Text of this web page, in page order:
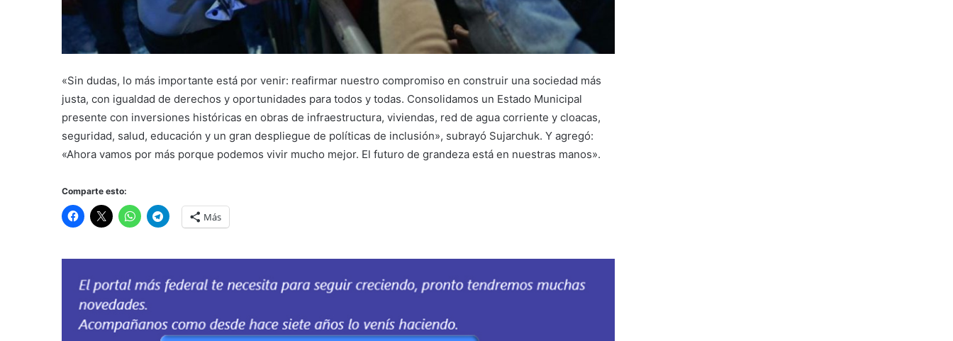
«Sin dudas, lo más importante está por venir: reafirmar nuestro compromiso en construir una sociedad más
justa, con igualdad de derechos y oportunidades para todos y todas. Consolidamos un Estado Municipal
presente con inversiones históricas en obras de infraestructura, viviendas, red de agua corriente y cloacas,
seguridad, salud, educación y un gran despliegue de políticas de inclusión», subrayó Sujarchuk. Y agregó:
«Ahora vamos por más porque podemos vivir mucho mejor. El futuro de grandeza está en nuestras manos».
Comparte esto:
Más